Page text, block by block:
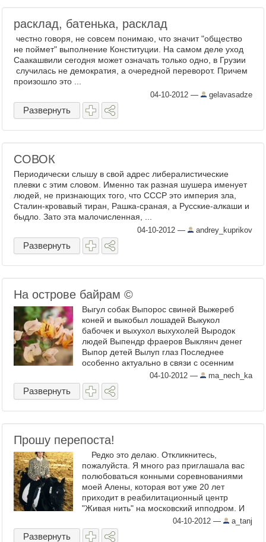
расклад, батенька, расклад
честно говоря, не совсем понимаю, что значит "общество
не поймет" выполнение Конституции. На самом деле уход
Саакашвили сегодня может означать только одно, в Грузии
случилась не демократия, а очередной переворот. Причем
произошло это ...
04-10-2012 — gelavasadze
Развернуть
СОВОК
Периодически слышу в свой адрес либералистические
плевки с этим словом. Именно так разная шушера именует
людей, не признающих того, что СССР это империя зла,
Сталин-кровавый тиран, Рашка-сраная, а Русские-алкаши и
быдло. Зато эта малочисленная, ...
04-10-2012 — andrey_kuprikov
Развернуть
На острове байрам ©
Выгул собак Выпорос свиней Выжереб
коней и выкобыл лошадей Выкукол
бабочек и выхухол выхухолей Выродок
людей Выпендр фраеров Выклянч денег
Выпор детей Вылуп глаз Последнее
особенно актуально в связи с осенним
обострением мира во всем мире. Но ...
04-10-2012 — ma_nech_ka
Развернуть
Прошу перепоста!
Редко это делаю. Откликнитесь,
пожалуйста. Я много раз приглашала вас
полюбоваться конными соревнованиями
моей Алены, которая вот уже 20 лет
приходит в реабилитационный центр
"Живая нить" на московский ипподром. И
04-10-2012 — a_tanj
Развернуть